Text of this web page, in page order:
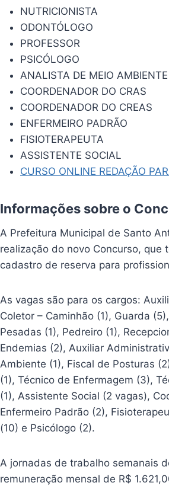
NUTRICIONISTA
ODONTÓLOGO
PROFESSOR
PSICÓLOGO
ANALISTA DE MEIO AMBIENTE
COORDENADOR DO CRAS
COORDENADOR DO CREAS
ENFERMEIRO PADRÃO
FISIOTERAPEUTA
ASSISTENTE SOCIAL
CURSO ONLINE REDAÇÃO
Informações sobre o
A Prefeitura Municipal de Santo
realização do novo Concurso,
cadastro de reserva para
As vagas são para os cargos:
Coletor – Caminhão (1), Guarda
Pesadas (1), Pedreiro (1),
Endemias (2), Auxiliar
Ambiente (1), Fiscal de Posturas
(1), Técnico de Enfermagem (3),
(1), Assistente Social (2 vagas),
Enfermeiro Padrão (2),
(10) e Psicólogo (2).
A jornadas de trabalho semanais
remuneração mensal de R$